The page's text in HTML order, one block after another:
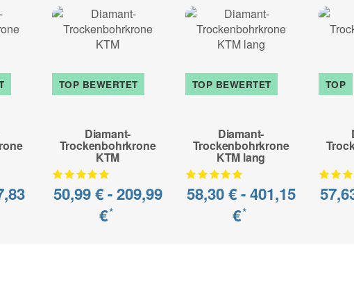
TOP BEWERTET
Diamant-
Trockenbohrkrone
KTM
50,99 € -209,99
€*
TOP BEWERTET
Diamant-
Trockenbohrkrone
KTM lang
58,30 € -401,15
€*
TOP